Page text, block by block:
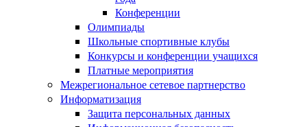
Конференции
Олимпиады
Школьные спортивные клубы
Конкурсы и конференции учащихся
Платные мероприятия
Межрегиональное сетевое партнерство
Информатизация
Защита персональных данных